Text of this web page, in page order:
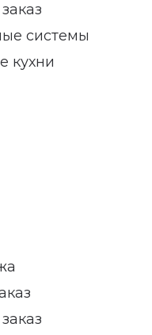
системы
кухни